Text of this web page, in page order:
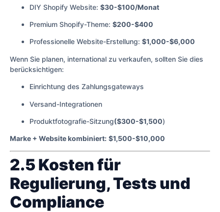
DIY Shopify Website: $30-$100/Monat
Premium Shopify-Theme: $200-$400
Professionelle Website-Erstellung: $1,000-$6,000
Wenn Sie planen, international zu verkaufen, sollten Sie dies
berücksichtigen:
Einrichtung des Zahlungsgateways
Versand-Integrationen
Produktfotografie-Sitzung($300-$1,500)
Marke + Website kombiniert: $1,500-$10,000
2.5 Kosten für
Regulierung, Tests und
Compliance